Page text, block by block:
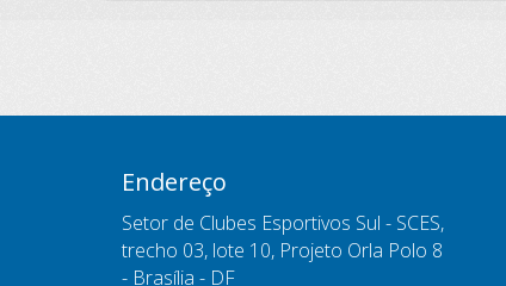
Endereço
Setor de Clubes Esportivos Sul - SCES,
trecho 03, lote 10, Projeto Orla Polo 8
- Brasília - DF